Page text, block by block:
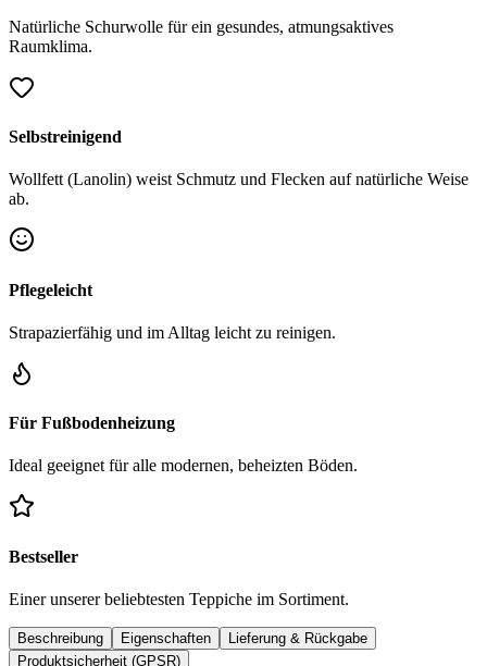
Natürliche Schurwolle für ein gesundes, atmungsaktives
Raumklima.
Selbstreinigend
Wollfett (Lanolin) weist Schmutz und Flecken auf natürliche Weise
ab.
Pflegeleicht
Strapazierfähig und im Alltag leicht zu reinigen.
Für Fußbodenheizung
Ideal geeignet für alle modernen, beheizten Böden.
Bestseller
Einer unserer beliebtesten Teppiche im Sortiment.
Beschreibung Eigenschaften
Lieferung & Rückgabe
Produktsicherheit (GPSR)